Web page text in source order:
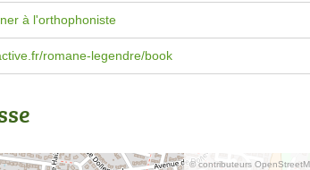
à l'orthophoniste
romane-legendre/book
© contributeurs